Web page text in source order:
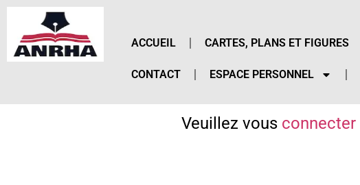
ACCUEIL CARTES, PLANS ET FIGURES
CONTACT ESPACE PERSONNEL
Veuillez vous connecter